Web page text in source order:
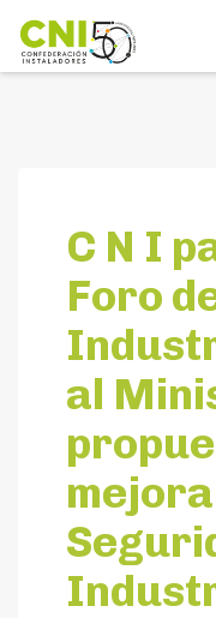
C N I
Foro
al